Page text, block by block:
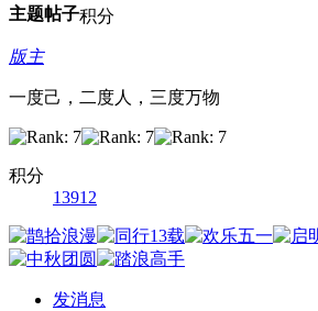
主题帖子积分
版主
一度己，二度人，三度万物
积分
13912
发消息